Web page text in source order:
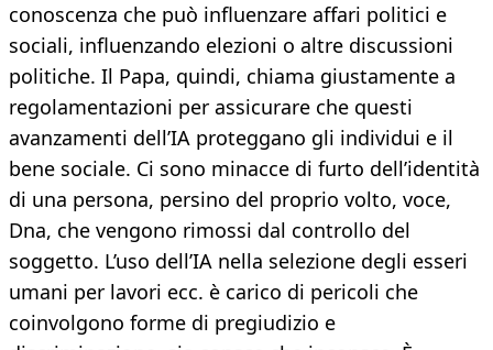
conoscenza che può influenzare affari politici e
sociali, influenzando elezioni o altre discussioni
politiche. Il Papa, quindi, chiama giustamente a
regolamentazioni per assicurare che questi
avanzamenti dell’IA proteggano gli individui e il
bene sociale. Ci sono minacce di furto dell’identità
di una persona, persino del proprio volto, voce,
Dna, che vengono rimossi dal controllo del
soggetto. L’uso dell’IA nella selezione degli esseri
umani per lavori ecc. è carico di pericoli che
coinvolgono forme di pregiudizio e